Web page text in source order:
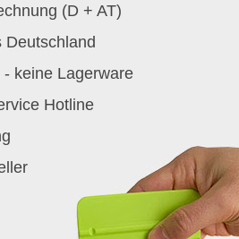
(D + AT)
Deutschland
keine Lagerware
Hotline